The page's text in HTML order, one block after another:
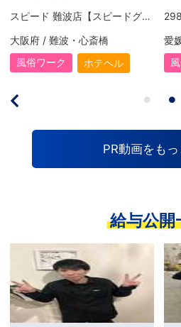
ルス
スピード
大阪府 / 日本橋
風俗ワーク
ホテヘル
PR動画をも
給与公開